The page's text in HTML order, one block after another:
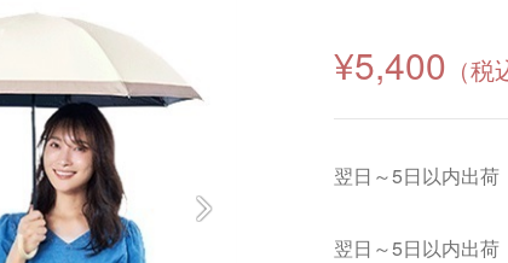
¥5,400
翌日～5日以内出荷
翌日～5日以内出荷